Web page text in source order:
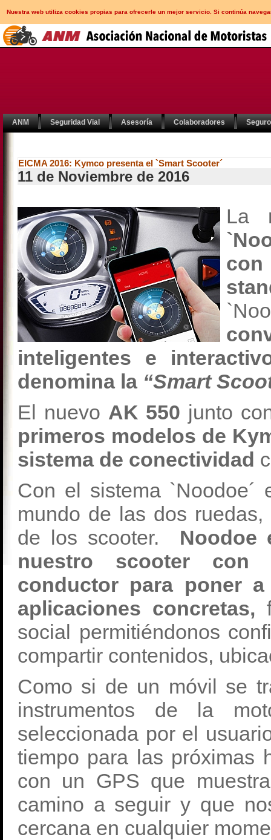
Nuestra web utiliza cookies propias para ofrecerle un mejor servicio. Si continúa
ANM Seguridad Vial Asesoría Colaboradores
EICMA 2016: Kymco presenta el `Smart Scooter´
11 de Noviembre de 2016
La
con
inteligentes e
denomina la “Smart
El nuevo AK 550 junto
primeros modelos de
sistema de conectividad
Con el sistema
mundo de las dos
de los scooter. Noodoe
nuestro scooter con
conductor para poner
aplicaciones concretas,
social permitiéndonos
compartir contenidos,
Como si de un móvil se
instrumentos de la
seleccionada por el
tiempo para las próximas
con un GPS que
camino a seguir y que
cercana en cualquier